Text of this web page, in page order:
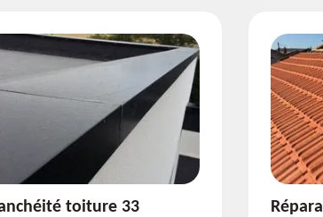
Réparation de toiture 33